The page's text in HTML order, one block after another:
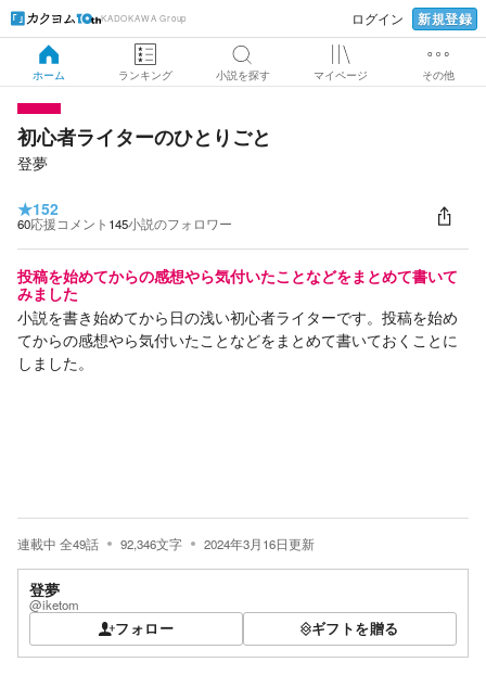
KADOKAWA Group ログイン 新規登録
ホーム ランキング 小説を探す マイページ その他
初心者ライターのひとりごと
登夢
★152
60応援コメント 145小説のフォロワー
投稿を始めてからの感想やら気付いたことなどをまとめて書いて
みました
小説を書き始めてから日の浅い初心者ライターです。投稿を始め
てからの感想やら気付いたことなどをまとめて書いておくことに
しました。
連載中 全49話 92,346文字 2024年3月16日更新
登夢
@iketom
フォロー ギフトを贈る